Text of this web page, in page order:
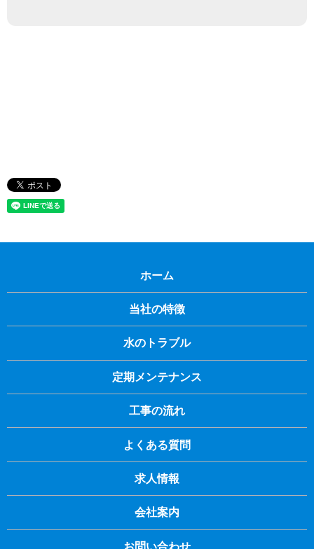
ホーム
当社の特徴
水のトラブル
定期メンテナンス
工事の流れ
よくある質問
求人情報
会社案内
お問い合わせ